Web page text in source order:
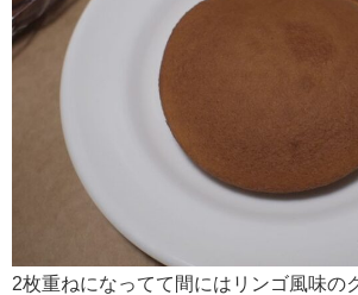
2枚重ねになってて間にはリンゴ風味の